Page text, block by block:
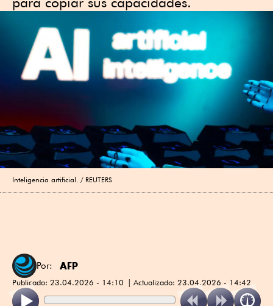
Inteligencia artificial. REUTERS
Por: AFP
Publicado: 23.04.2026 - 14:10 Actualizado: 23.04.2026 - 14:42